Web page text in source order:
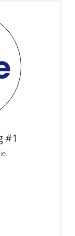
#1